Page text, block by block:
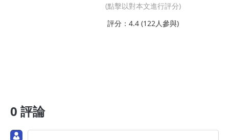
(點擊以對本文進行評分)
評分：4.4 (122 人參與)
0 評論